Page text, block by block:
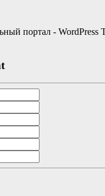
портал - WordPress